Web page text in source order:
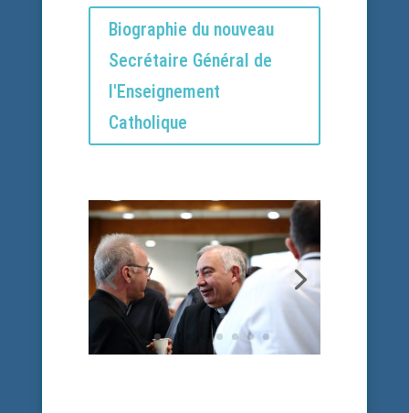
Biographie du nouveau
Secrétaire Général de
l'Enseignement
Catholique